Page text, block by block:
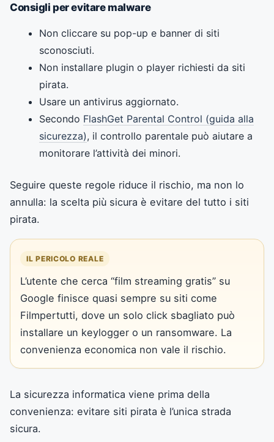
Consigli per evitare malware
Non cliccare su pop-up e banner di siti
sconosciuti.
Non installare plugin o player richiesti da siti
pirata.
Usare un antivirus aggiornato.
Secondo FlashGet Parental Control (guida alla
sicurezza), il controllo parentale può aiutare a
monitorare l’attività dei minori.
Seguire queste regole riduce il rischio, ma non lo
annulla: la scelta più sicura è evitare del tutto i siti
pirata.
IL PERICOLO REALE
L’utente che cerca “film streaming gratis” su
Google finisce quasi sempre su siti come
Filmpertutti, dove un solo click sbagliato può
installare un keylogger o un ransomware. La
convenienza economica non vale il rischio.
La sicurezza informatica viene prima della
convenienza: evitare siti pirata è l’unica strada
sicura.